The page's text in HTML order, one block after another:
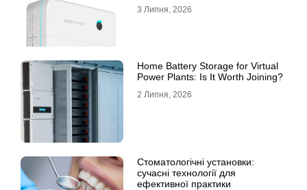
3 Липня, 2026
Home Battery Storage for Virtual
Power Plants: Is It Worth Joining?
2 Липня, 2026
Стоматологічні установки:
сучасні технології для
ефективної практики